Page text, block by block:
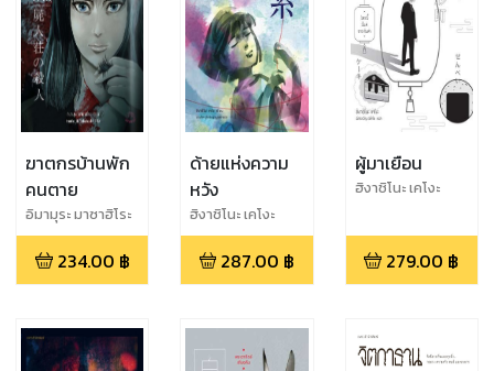
ฆาตกรบ้านพัก
คนตาย
อิมามุระ มาซาฮิโระ
234.00 ฿
ด้ายแห่งความ
หวัง
ฮิงาชิโนะ เคโงะ
287.00 ฿
ผู้มาเยือน
ฮิงาชิโนะ เคโงะ
279.00 ฿